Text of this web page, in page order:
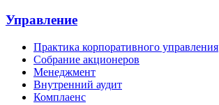
Управление
Практика корпоративного управления
Собрание акционеров
Менеджмент
Внутренний аудит
Комплаенс